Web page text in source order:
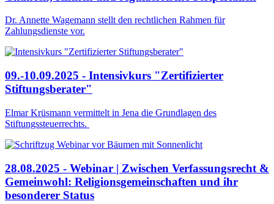
Dr. Annette Wagemann stellt den rechtlichen Rahmen für
Zahlungsdienste vor.
09.-10.09.2025 - Intensivkurs "Zertifizierter
Stiftungsberater"
Elmar Krüsmann vermittelt in Jena die Grundlagen des
Stiftungssteuerrechts.
28.08.2025 - Webinar | Zwischen Verfassungsrecht &
Gemeinwohl: Religionsgemeinschaften und ihr
besonderer Status